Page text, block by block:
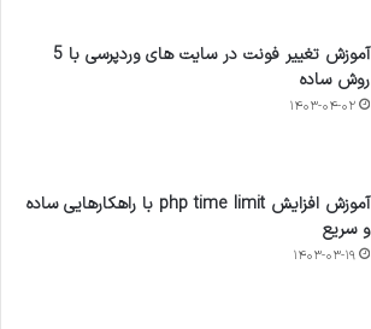
آموزش تغییر فونت در سایت های وردپرسی با 5
روش ساده
۱۴۰۳-۰۴-۰۲
آموزش افزایش php time limit با راهکارهایی ساده
و سریع
۱۴۰۳-۰۳-۱۹